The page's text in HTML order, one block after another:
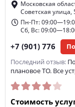
Московская
Советская улица,
Пн-Пт:
Сб, Вс:
+7 (901) 776
Последний отзыв:
плановое ТО. Все
Стоимость